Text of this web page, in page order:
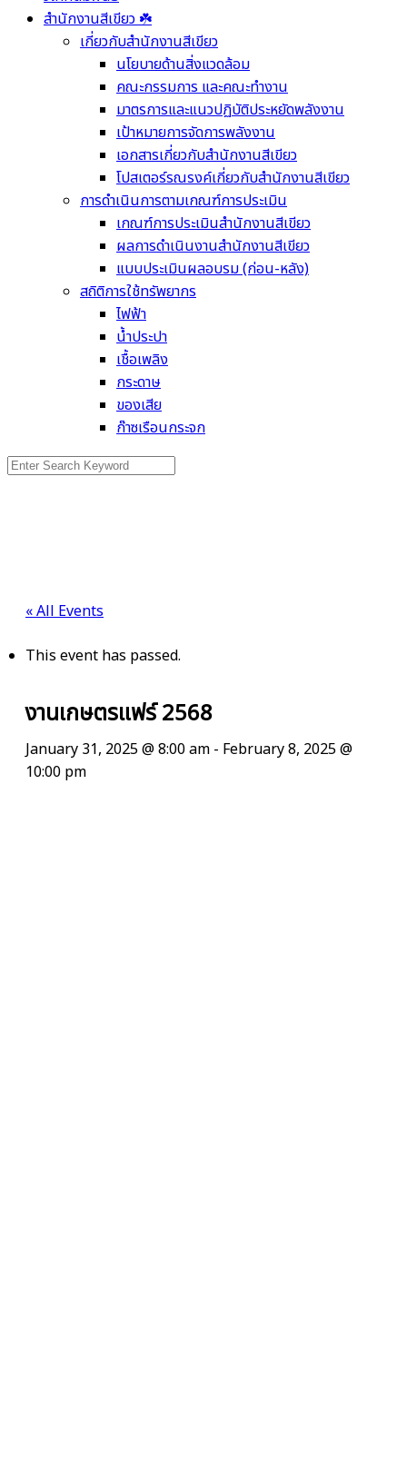
สำนักงานสีเขียว ☘️
เกี่ยวกับสำนักงานสีเขียว
นโยบายด้านสิ่งแวดล้อม
คณะกรรมการ และคณะทำงาน
มาตรการและแนวปฏิบัติประหยัดพลังงาน
เป้าหมายการจัดการพลังงาน
เอกสารเกี่ยวกับสำนักงานสีเขียว
โปสเตอร์รณรงค์เกี่ยวกับสำนักงานสีเขียว
การดำเนินการตามเกณฑ์การประเมิน
เกณฑ์การประเมินสำนักงานสีเขียว
ผลการดำเนินงานสำนักงานสีเขียว
แบบประเมินผลอบรม (ก่อน-หลัง)
สถิติการใช้ทรัพยากร
ไฟฟ้า
น้ำประปา
เชื้อเพลิง
กระดาษ
ของเสีย
ก๊าซเรือนกระจก
Search
« All Events
This event has passed.
งานเกษตรแฟร์ 2568
January 31, 2025 @ 8:00 am - February 8, 2025 @
10:00 pm